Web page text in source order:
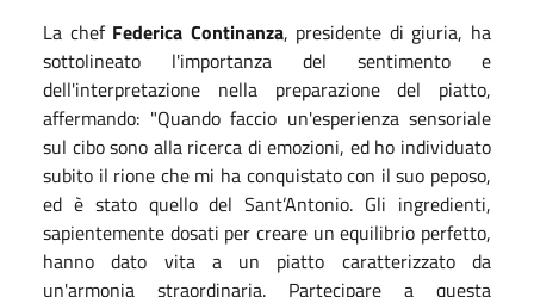
La chef Federica Continanza, presidente di giuria, ha
sottolineato l'importanza del sentimento e
dell'interpretazione nella preparazione del piatto,
affermando: "Quando faccio un'esperienza sensoriale
sul cibo sono alla ricerca di emozioni, ed ho individuato
subito il rione che mi ha conquistato con il suo peposo,
ed è stato quello del Sant’Antonio. Gli ingredienti,
sapientemente dosati per creare un equilibrio perfetto,
hanno dato vita a un piatto caratterizzato da
un'armonia straordinaria. Partecipare a questa